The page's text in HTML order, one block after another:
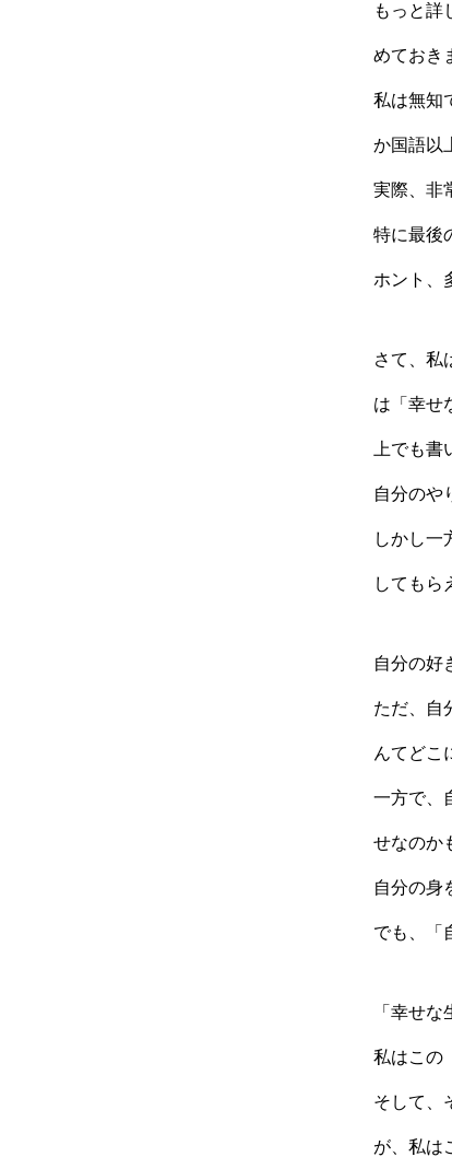
もっと詳
めておき
私は無知
か国語以
実際、非
特に最後
ホント、
さて、私
は「幸せ
上でも
自分のや
しかし一
してもら
自分の好
ただ、自
んてどこ
一方で、
せなのか
自分の身
でも、「
「幸せ
私はこの
そして、
が、私は